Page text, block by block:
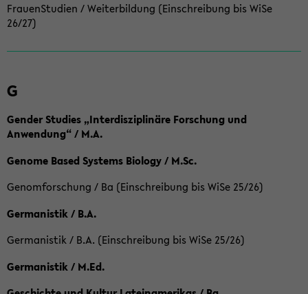
FrauenStudien / Weiterbildung (Einschreibung bis WiSe
26/27)
G
Gender Studies „Interdisziplinäre Forschung und
Anwendung“ / M.A.
Genome Based Systems Biology / M.Sc.
Genomforschung / Ba (Einschreibung bis WiSe 25/26)
Germanistik / B.A.
Germanistik / B.A. (Einschreibung bis WiSe 25/26)
Germanistik / M.Ed.